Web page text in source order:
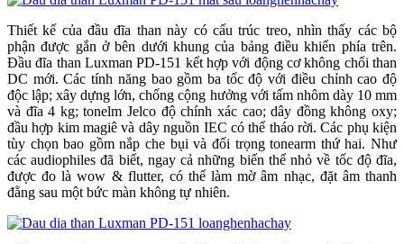
Thiết kế của đầu đĩa than này có cấu trúc treo, nhìn thấy các bộ
phận được gắn ở bên dưới khung của bảng điều khiển phía trên.
Đầu đĩa than Luxman PD-151 kết hợp với động cơ không chổi than
DC mới. Các tính năng bao gồm ba tốc độ với điều chỉnh cao độ
độc lập; xây dựng lớn, chống cộng hưởng với tấm nhôm dày 10 mm
và đĩa 4 kg; tonelm Jelco độ chính xác cao; dây đồng không oxy;
đầu hợp kim magiê và dây nguồn IEC có thể tháo rời. Các phụ kiện
tùy chọn bao gồm nắp che bụi và đối trọng tonearm thứ hai. Như
các audiophiles đã biết, ngay cả những biến thể nhỏ về tốc độ đĩa,
được đo là wow & flutter, có thể làm mờ âm nhạc, đặt âm thanh
đằng sau một bức màn không tự nhiên.